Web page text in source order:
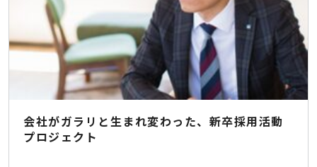
会社がガラリと生まれ変わった、新卒採用活動
プロジェクト